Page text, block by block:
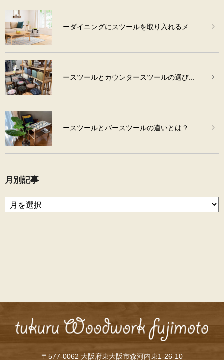
ーダイニングにスツールを取り入れるメ...
ースツールとカウンタースツールの選び...
ースツールとバースツールの違いとは？...
月別記事
〒577-0062 大阪府東大阪市森河内東1-26-10